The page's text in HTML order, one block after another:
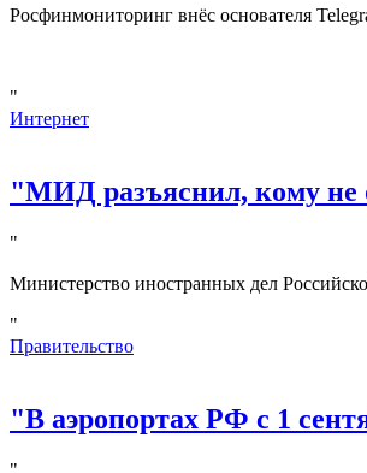
Росфинмониторинг внёс основателя
"
Интернет
"МИД разъяснил, кому
"
Министерство иностранных дел
"
Правительство
"В аэропортах РФ с 1